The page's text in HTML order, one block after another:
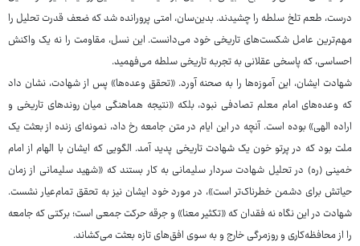
درست، طعم تلخ سلطه را چشیدند. بدین‌سان، امتی پرورانده شد که ضعف قدرت تحلیل را
مهم‌ترین عامل شکست‌های تاریخی خود می‌دانست. این نسل، مقاومت را نه یک واکنش
احساسی، که پاسخی عقلانی به تجربه تاریخی سلطه می‌فهمید.
شهادت ایشان، این آموزه‌ها را به صحنه آورد. «تحقق وعده‌ها» پس از شهادت، نشان داد
که وعده‌های امام معلم تصادفی نبود، بلکه «نتیجه هماهنگی میان روندهای تاریخی و
اراده الهی» بوده است. آنچه در این ایام در متن جامعه رخ داد، نمونه‌ای زنده از بعثت یک
ملت بود که در پرتو خون یک شهادت تاریخی پدید آمد. الگویی که ایشان با الهام از امام
خمینی (ره) در تحلیل شهادت سردار سلیمانی به کار بستند که «شهید سلیمانی از زمان
حیاتش برای دشمن خطرناک‌تر است»، در مورد خود ایشان نیز به تحقق تمام‌عیار نشست.
شهادت در این نگاه نه فقدان که «تکثیر معنا» و جرقه حرکت جمعی است؛ برکتی که جامعه
را از محافظه‌کاری و روزمرگی خارج و به سوی افق‌های تازه بعثت می‌کشاند.